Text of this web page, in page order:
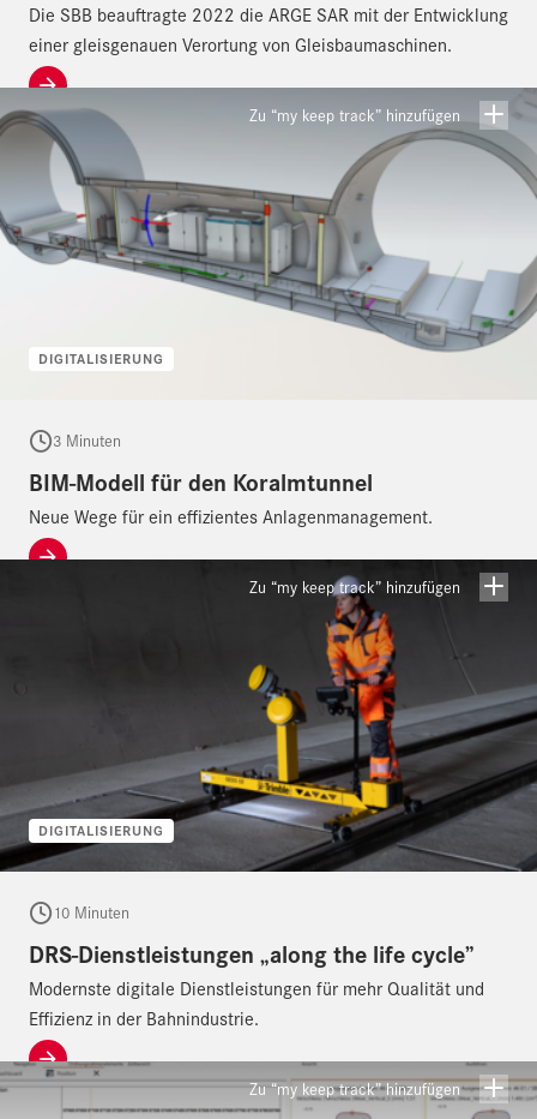
Die SBB beauftragte 2022 die ARGE SAR mit der Entwicklung
einer gleisgenauen Verortung von Gleisbaumaschinen.
DIGITALISIERUNG
Zu “my keep track” hinzufügen
3 Minuten
BIM-Modell für den Koralmtunnel
Neue Wege für ein effizientes Anlagenmanagement.
DIGITALISIERUNG
Zu “my keep track” hinzufügen
10 Minuten
DRS-Dienstleistungen „along the life cycle”
Modernste digitale Dienstleistungen für mehr Qualität und
Effizienz in der Bahnindustrie.
Zu “my keep track” hinzufügen